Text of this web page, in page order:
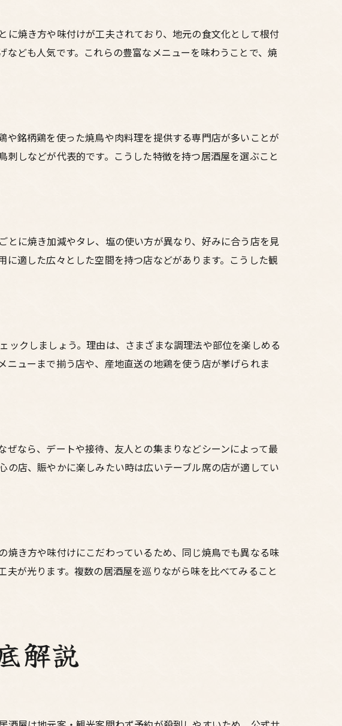
ける方法
ポイント
とは
ンド
ェック
酒屋で体験
焼き方や味付けが工夫されており、地元の食文化として根付
ども人気です。これらの豊富なメニューを味わうことで、焼
銘柄鶏を使った焼鳥や肉料理を提供する専門店が多いことが
しなどが代表的です。こうした特徴を持つ居酒屋を選ぶこと
に焼き加減やタレ、塩の使い方が異なり、好みに合う店を見
適した広々とした空間を持つ店などがあります。こうした観
クしましょう。理由は、さまざまな調理法や部位を楽しめる
ューまで揃う店や、産地直送の地鶏を使う店が挙げられま
なら、デートや接待、友人との集まりなどシーンによって最
店、賑やかに楽しみたい時は広いテーブル席の店が適してい
き方や味付けにこだわっているため、同じ焼鳥でも異なる味
が光ります。複数の居酒屋を巡りながら味を比べてみること
解説